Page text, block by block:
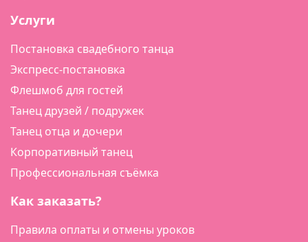
Услуги
Постановка свадебного танца
Экспресс-постановка
Флешмоб для гостей
Танец друзей / подружек
Танец отца и дочери
Корпоративный танец
Профессиональная съёмка
Как заказать?
Правила оплаты и отмены уроков